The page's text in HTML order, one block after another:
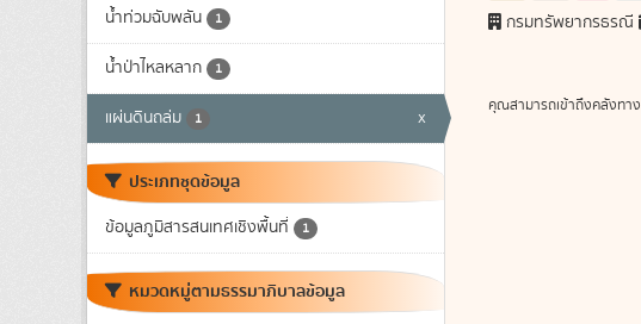
น้ำท่วมฉับพลัน 1
น้ำป่าไหลหลาก 1
แผ่นดินถล่ม 1 x
ประเภทชุดข้อมูล
ข้อมูลภูมิสารสนเทศเชิงพื้นที่ 1
หมวดหมู่ตามธรรมาภิบาลข้อมูล
กรมทรัพยากรธรณี
คุณสามารถเข้าถึงคลังทาง